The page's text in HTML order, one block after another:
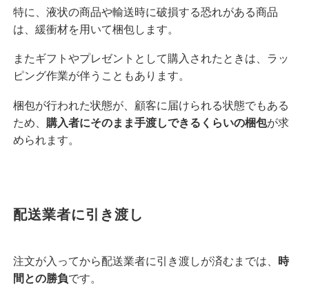
特に、液状の商品や輸送時に破損する恐れがある商品
は、緩衝材を用いて梱包します。
またギフトやプレゼントとして購入されたときは、ラッ
ピング作業が伴うこともあります。
梱包が行われた状態が、顧客に届けられる状態でもある
ため、 購入者にそのまま手渡しできるくらいの梱包が求
められます。
配送業者に引き渡し
注文が入ってから配送業者に引き渡しが済むまでは、
時
間との勝負です。